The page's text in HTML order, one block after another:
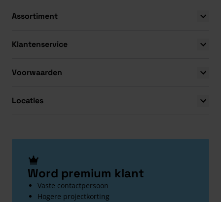
Assortiment
Klantenservice
Voorwaarden
Locaties
Word premium klant
Vaste contactpersoon
Hogere projectkorting